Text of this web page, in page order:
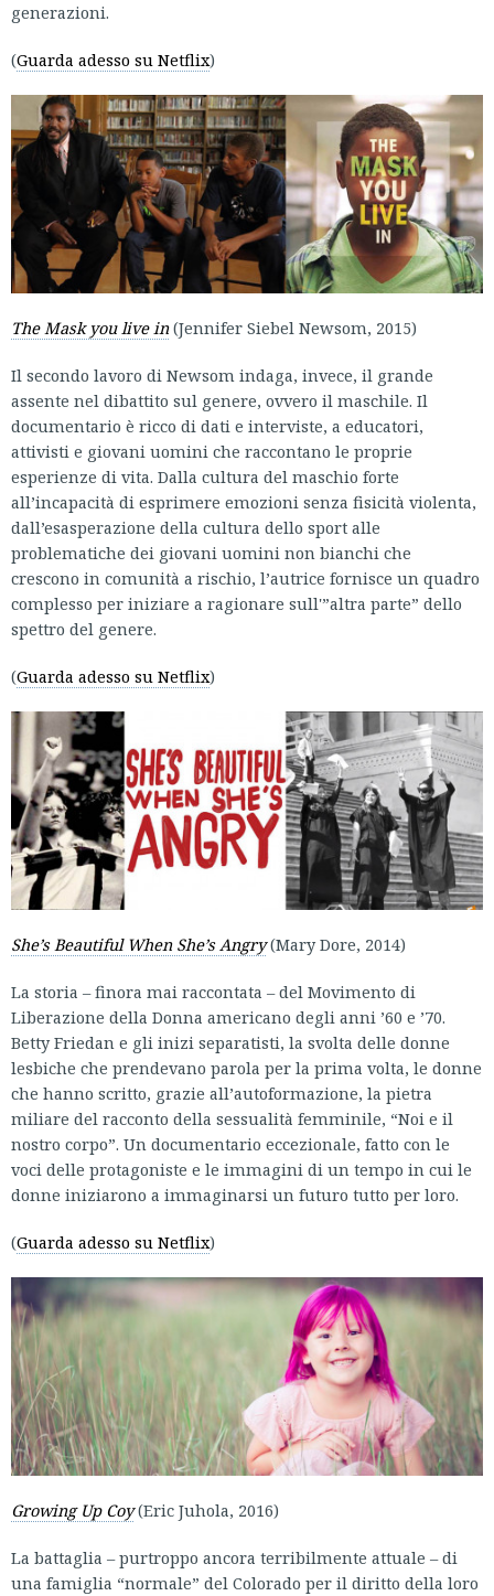
generazioni.
(Guarda adesso su Netflix)
The Mask you live in(Jennifer Siebel Newsom, 2015)
Il secondo lavoro di Newsom indaga, invece, il grande
assente nel dibattito sul genere, ovvero il maschile. Il
documentario è ricco di dati e interviste, a educatori,
attivisti e giovani uomini che raccontano le proprie
esperienze di vita. Dalla cultura del maschio forte
all’incapacità di esprimere emozioni senza fisicità violenta,
dall’esasperazione della cultura dello sport alle
problematiche dei giovani uomini non bianchi che
crescono in comunità a rischio, l’autrice fornisce un quadro
complesso per iniziare a ragionare sull'”altra parte” dello
spettro del genere.
(Guarda adesso su Netflix)
She’s Beautiful When She’s Angry(Mary Dore, 2014)
La storia – finora mai raccontata – del Movimento di
Liberazione della Donna americano degli anni ’60 e ’70.
Betty Friedan e gli inizi separatisti, la svolta delle donne
lesbiche che prendevano parola per la prima volta, le donne
che hanno scritto, grazie all’autoformazione, la pietra
miliare del racconto della sessualità femminile, “Noi e il
nostro corpo”. Un documentario eccezionale, fatto con le
voci delle protagoniste e le immagini di un tempo in cui le
donne iniziarono a immaginarsi un futuro tutto per loro.
(Guarda adesso su Netflix)
Growing Up Coy(Eric Juhola, 2016)
La battaglia – purtroppo ancora terribilmente attuale – di
una famiglia “normale” del Colorado per il diritto della loro